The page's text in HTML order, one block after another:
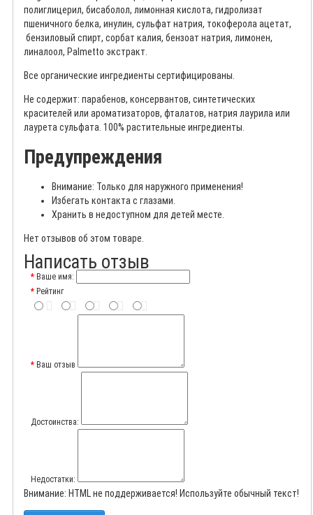
полиглицерил, бисаболол, лимонная кислота, гидролизат
пшеничного белка, инулин, сульфат натрия, токоферола ацетат,
бензиловый спирт, сорбат калия, бензоат натрия, лимонен,
линалоол, Palmetto экстракт.
Все органические ингредиенты сертифицированы.
Не содержит: парабенов, консервантов, синтетических
красителей или ароматизаторов, фталатов, натрия лаурила или
лаурета сульфата. 100% растительные ингредиенты.
Предупреждения
Внимание: Только для наружного применения!
Избегать контакта с глазами.
Хранить в недоступном для детей месте.
Нет отзывов об этом товаре.
Написать отзыв
Ваше имя:
Рейтинг
Ваш отзыв
Достоинства:
Недостатки:
Внимание: HTML не поддерживается! Используйте обычный текст!